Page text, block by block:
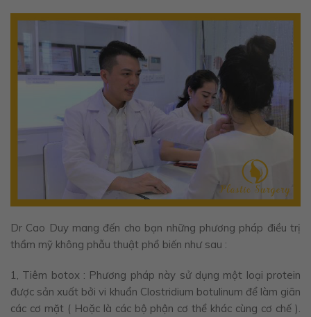
Dr Cao Duy mang đến cho bạn những phương pháp điều trị
thẩm mỹ không phẫu thuật phổ biến như sau :
1, Tiêm botox : Phương pháp này sử dụng một loại protein
được sản xuất bởi vi khuẩn Clostridium botulinum để làm giãn
các cơ mặt ( Hoặc là các bộ phận cơ thể khác cùng cơ chế ).